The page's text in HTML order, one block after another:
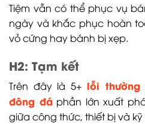
Tiệm vẫn có thể phục vụ
ngày và khắc phục hoàn
vỏ cứng hay bánh bị xẹp.
H2: Tạm kết
Trên đây là 5+ lỗi
đông đáphần lớn xuất
giữa công thức, thiết bị và